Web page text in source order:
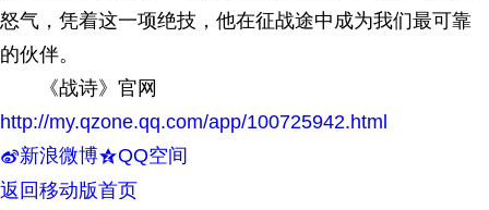
怒气，凭着这一项绝技，他在征战途中成为我们最可靠
的伙伴。
《战诗》官网
http://my.qzone.qq.com/app/100725942.html
t新浪微博zQQ空间
返回移动版首页